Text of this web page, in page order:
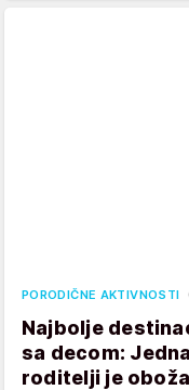
PORODIČNE AKTIVNOSTI
Najbolje
sa decom:
roditelji je